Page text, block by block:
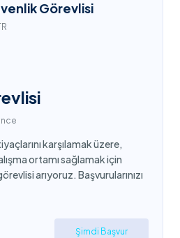
Görevlisi
karşılamak üzere,
ortamı sağlamak için
arıyoruz. Başvurularınızı
Şimdi Başvur